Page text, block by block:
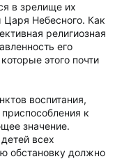
в зрелище их
Небесного. Как
религиозная
его
этого почти
воспитания,
приспособления к
значение.
всех
обстановку должно